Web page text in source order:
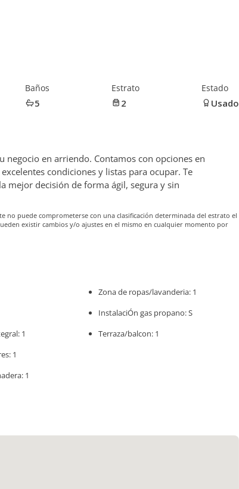
Baños
5
Estrato
2
Estado
Usado
en arriendo. Contamos con opciones en
condiciones y listas para ocupar. Te
mejor decisión de forma ágil, segura y sin
no puede comprometerse con una clasificación determinada del estrato el
existir cambios y/o ajustes en el mismo en cualquier momento por
1
1
1
Zona de ropas/lavanderia: 1
InstalaciÓn gas propano: S
Terraza/balcon: 1